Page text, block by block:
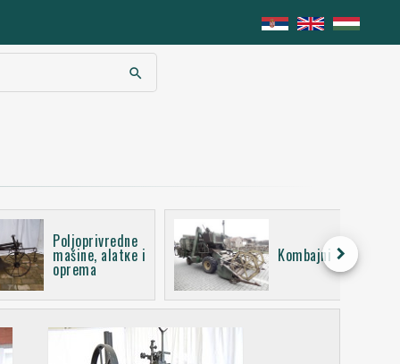
search
Poljoprivredne
mašine, alatке i
oprema
Kombajnikeyboard_arrow_right